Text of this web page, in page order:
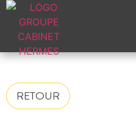
RETOUR